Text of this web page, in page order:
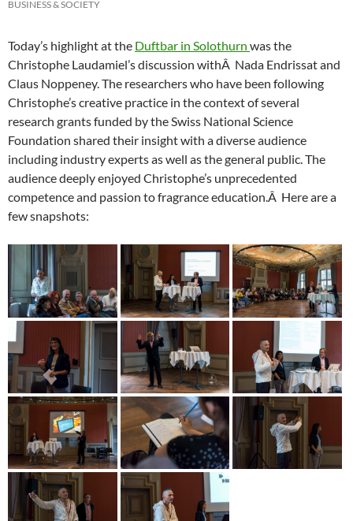
BUSINESS & SOCIETY
Today’s highlight at the Duftbar in Solothurn was the
Christophe Laudamiel’s discussion withÂ Nada Endrissat and
Claus Noppeney. The researchers who have been following
Christophe’s creative practice in the context of several
research grants funded by the Swiss National Science
Foundation shared their insight with a diverse audience
including industry experts as well as the general public. The
audience deeply enjoyed Christophe’s unprecedented
competence and passion to fragrance education.Â Here are a
few snapshots: